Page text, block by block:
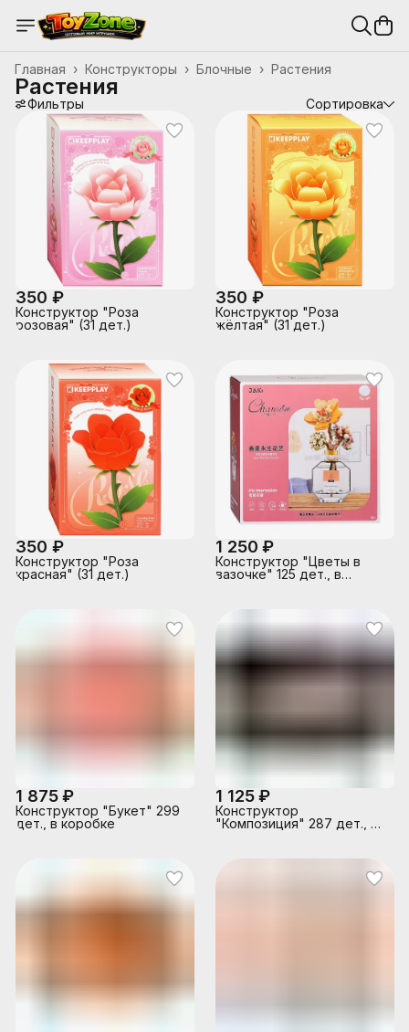
Растения
Блочные ›
Конструкторы ›
Главная ›
Растения
Фильтры Сортировка
350 ₽
Конструктор "Роза
розовая" (31 дет.)
350 ₽
Конструктор "Роза
жёлтая" (31 дет.)
350 ₽
Конструктор "Роза
красная" (31 дет.)
1 250 ₽
Конструктор "Цветы в
вазочке" 125 дет., в
1 875 ₽
Конструктор "Букет" 299
дет., в коробке
1 125 ₽
Конструктор
"Композиция" 287 дет., в